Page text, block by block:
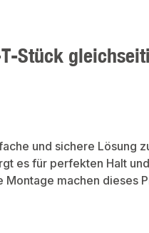
Stück
und sichere Lösung
es für perfekten Halt
machen dieses